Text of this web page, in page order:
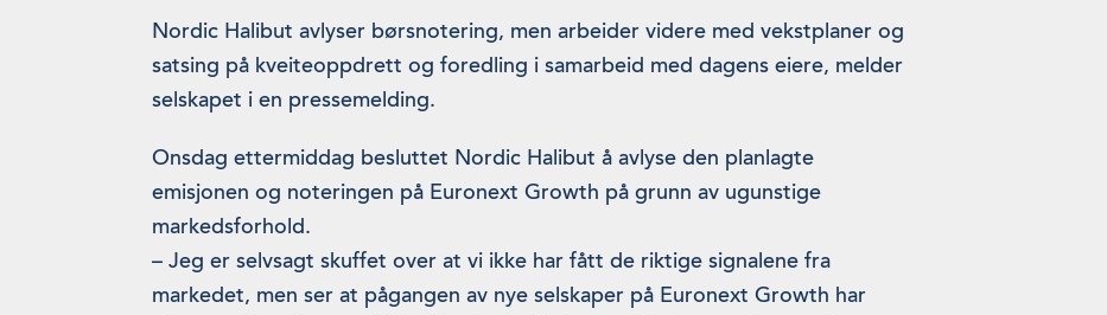
Nordic Halibut avlyser børsnotering, men arbeider videre med vekstplaner og
satsing på kveiteoppdrett og foredling i samarbeid med dagens eiere, melder
selskapet i en pressemelding.
Onsdag ettermiddag besluttet Nordic Halibut å avlyse den planlagte
emisjonen og noteringen på Euronext Growth på grunn av ugunstige
markedsforhold.
– Jeg er selvsagt skuffet over at vi ikke har fått de riktige signalene fra
markedet, men ser at pågangen av nye selskaper på Euronext Growth har